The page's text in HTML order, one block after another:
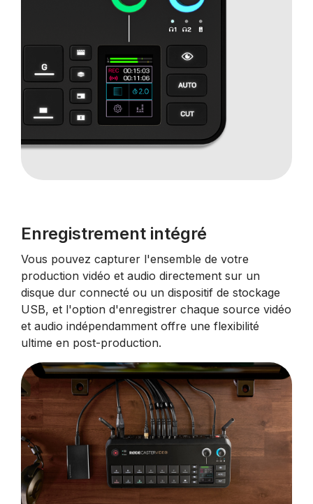
Enregistrement intégré
Vous pouvez capturer l'ensemble de votre
production vidéo et audio directement sur un
disque dur connecté ou un dispositif de stockage
USB, et l'option d'enregistrer chaque source vidéo
et audio indépendamment offre une flexibilité
ultime en post-production.